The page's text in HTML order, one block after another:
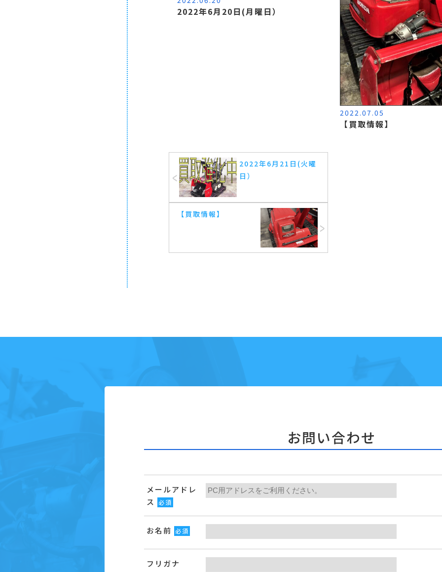
2022年6月20日(月曜日）
2022.07.05
【買取情報】
2022年6月21日(火曜
日）
【買取情報】
お問い合わせ
メールアドレ
ス
必須
お名前 必須
フリガナ